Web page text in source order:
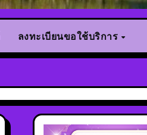
ลงทะเบียนขอใช้บริการ